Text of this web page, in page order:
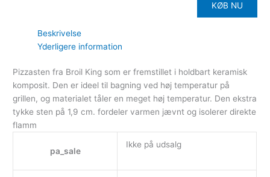
KØB NU
Beskrivelse
Yderligere information
Pizzasten fra Broil King som er fremstillet i holdbart keramisk
komposit. Den er ideel til bagning ved høj temperatur på
grillen, og materialet tåler en meget høj temperatur. Den ekstra
tykke sten på 1,9 cm. fordeler varmen jævnt og isolerer direkte
flamm
pa_sale
Ikke på udsalg